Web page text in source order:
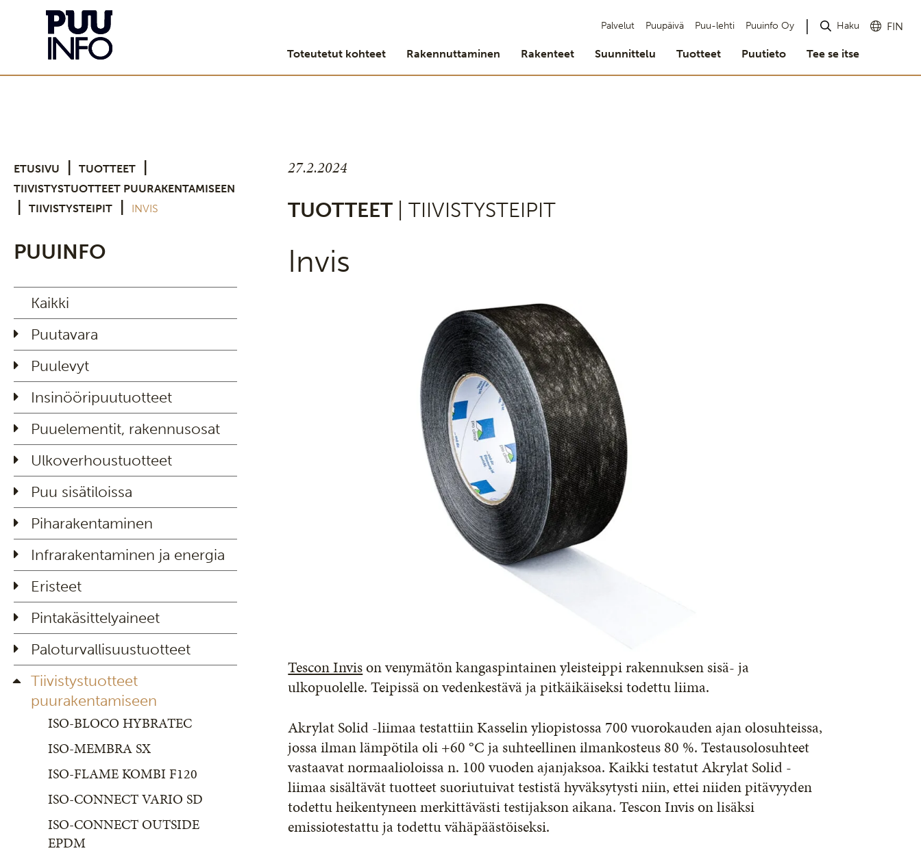
Palvelut Puupäivä Puu-lehti Puuinfo Oy Haku FIN
Toteutetut kohteet Rakennuttaminen Rakenteet Suunnittelu Tuotteet Puutieto Tee se itse
ETUSIVU TUOTTEET
TIIVISTYSTUOTTEET PUURAKENTAMISEEN
TIIVISTYSTEIPIT INVIS
PUUINFO
Kaikki
Puutavara
Puulevyt
Insinööripuutuotteet
Puuelementit, rakennusosat
Ulkoverhoustuotteet
Puu sisätiloissa
Piharakentaminen
Infrarakentaminen ja energia
Eristeet
Pintakäsittelyaineet
Paloturvallisuustuotteet
Tiivistystuotteet
puurakentamiseen
ISO-BLOCO HYBRATEC
ISO-MEMBRA SX
ISO-FLAME KOMBI F120
ISO-CONNECT VARIO SD
ISO-CONNECT OUTSIDE
EPDM
27.2.2024
TUOTTEET | TIIVISTYSTEIPIT
Invis
Tescon Invison venymätön kangaspintainen yleisteippi rakennuksen sisä- ja
ulkopuolelle. Teipissä on vedenkestävä ja pitkäikäiseksi todettu liima.
Akrylat Solid -liimaa testattiin Kasselin yliopistossa 700 vuorokauden ajan olosuhteissa,
jossa ilman lämpötila oli +60 °C ja suhteellinen ilmankosteus 80 %. Testausolosuhteet
vastaavat normaalioloissa n. 100 vuoden ajanjaksoa. Kaikki testatut Akrylat Solid -
liimaa sisältävät tuotteet suoriutuivat testistä hyväksytysti niin, ettei niiden pitävyyden
todettu heikentyneen merkittävästi testijakson aikana. Tescon Invis on lisäksi
emissiotestattu ja todettu vähäpäästöiseksi.